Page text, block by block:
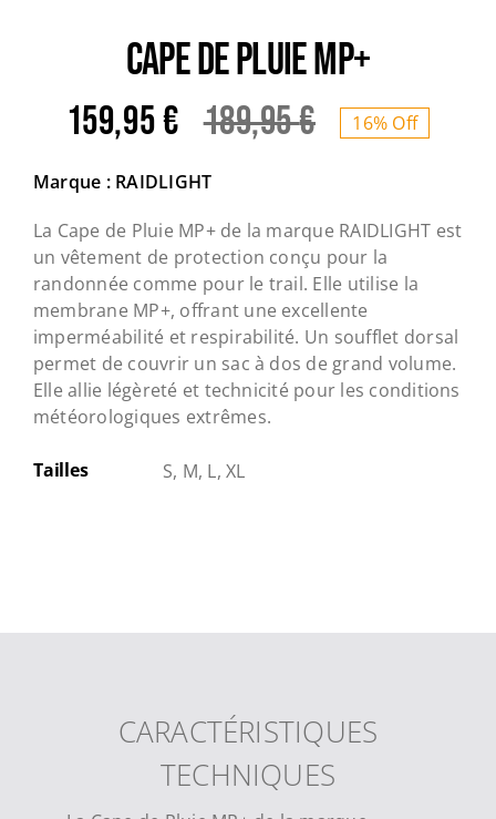
CAPE DE PLUIE MP+
189,95€Le
initial
était :
189,95 €.
159,95€
Le
actuel
est :
159,95 €.
16% Off
Marque : RAIDLIGHT
La Cape de Pluie MP+ de la marque RAIDLIGHT est
un vêtement de protection conçu pour la
randonnée comme pour le trail. Elle utilise la
membrane MP+, offrant une excellente
imperméabilité et respirabilité. Un soufflet dorsal
permet de couvrir un sac à dos de grand volume.
Elle allie légèreté et technicité pour les conditions
météorologiques extrêmes.
Tailles S, M, L, XL
CARACTÉRISTIQUES
TECHNIQUES